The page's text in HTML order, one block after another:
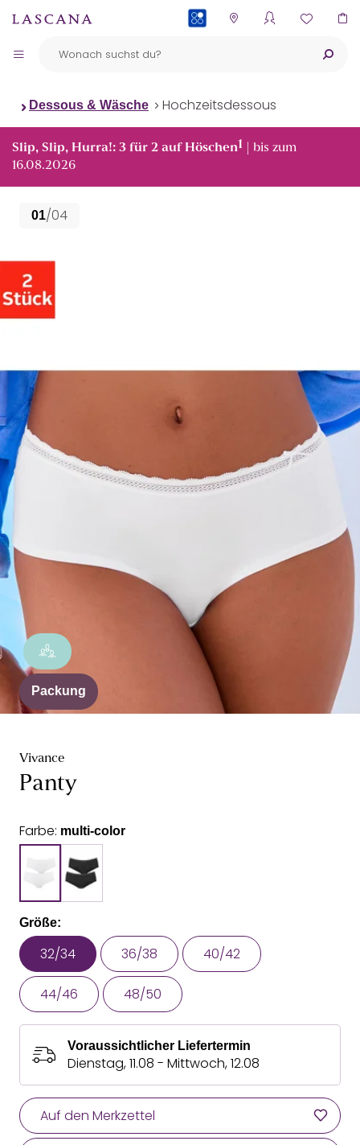
Dessous & Wäsche Hochzeitsdessous
Slip, Slip, Hurra!: 3 für 2 auf Höschen1 | bis zum
16.08.2026
01/04
Packung
Vivance
Panty
Farbe: multi-color
Größe:
32/34 36/38 40/42
44/46 48/50
Voraussichtlicher Liefertermin
Dienstag, 11.08 - Mittwoch, 12.08
Auf den Merkzettel